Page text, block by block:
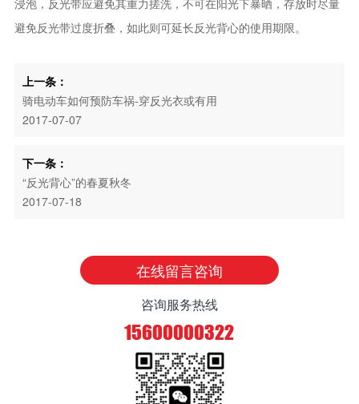
浸泡，反光带应避免其重力搓洗，不可在阳光下暴晒，存放时尽量
避免反光带过度折叠，如此则可延长反光背心的使用期限。
上一条：
骑电动车如何预防车祸-穿反光衣或有用
2017-07-07
下一条：
“反光背心”的春夏秋冬
2017-07-18
在线留言咨询
咨询服务热线
15600000322